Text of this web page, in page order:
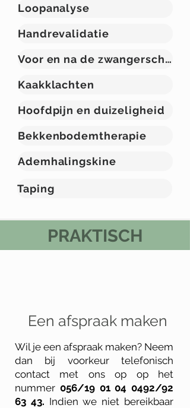
Loopanalyse
Handrevalidatie
Voor en na de zwangerschap
Kaakklachten
Hoofdpijn en duizeligheid
Bekkenbodemtherapie
Ademhalingskine
Taping
PRAKTISCH
Een afspraak maken
Wil je een afspraak maken? Neem
dan bij voorkeur telefonisch
contact met ons op op het
nummer 056/19 01 04 0492/92
63 43. Indien we niet bereikbaar